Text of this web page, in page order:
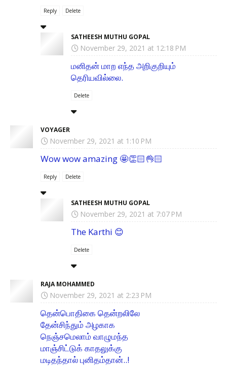
Reply Delete
SATHEESH MUTHU GOPAL
November 29, 2021 at 12:18 PM
மனிதன் மாற எந்த அறிகுறியும்
தெரியவில்லை.
Delete
VOYAGER
November 29, 2021 at 1:10 PM
Wow wow amazing 🤩👏🏻👌🏻
Reply Delete
SATHEESH MUTHU GOPAL
November 29, 2021 at 7:07 PM
The Karthi 😊
Delete
RAJA MOHAMMED
November 29, 2021 at 2:23 PM
தென்பொதிகை தென்றலிலே
தேன்சிந்தும் அழகாக
நெஞ்சமெலாம் வாழுமந்த
மாஞ்சிட்டுக் காதலுக்கு
மடிதந்தால் புனிதம்தான்..!